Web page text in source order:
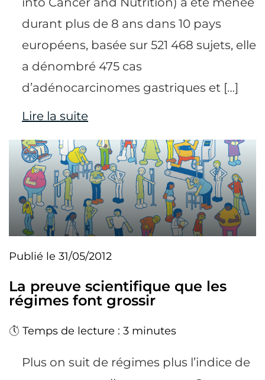
durant plus de 8 ans dans 10 pays
européens, basée sur 521 468 sujets, elle
a dénombré 475 cas
d’adénocarcinomes gastriques et […]
Lire la suite
Publié le 31/05/2012
La preuve scientifique que les
régimes font grossir
Temps de lecture : 3 minutes
Plus on suit de régimes plus l’indice de